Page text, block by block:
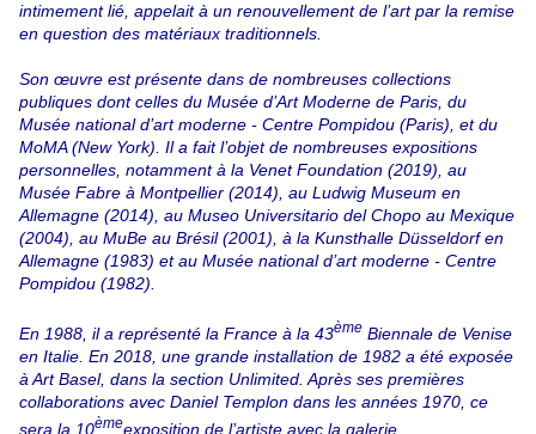
intimement lié, appelait à un renouvellement de l’art par la remise
en question des matériaux traditionnels.
Son œuvre est présente dans de nombreuses collections
publiques dont celles du Musée d’Art Moderne de Paris, du
Musée national d’art moderne - Centre Pompidou (Paris), et du
MoMA (New York). Il a fait l’objet de nombreuses expositions
personnelles, notamment à la Venet Foundation (2019), au
Musée Fabre à Montpellier (2014), au Ludwig Museum en
Allemagne (2014), au Museo Universitario del Chopo au Mexique
(2004), au MuBe au Brésil (2001), à la Kunsthalle Düsseldorf en
Allemagne (1983) et au Musée national d’art moderne - Centre
Pompidou (1982).
En 1988, il a représenté la France à la 43ème Biennale de Venise
en Italie. En 2018, une grande installation de 1982 a été exposée
à Art Basel, dans la section Unlimited. Après ses premières
collaborations avec Daniel Templon dans les années 1970, ce
sera la 10èmeexposition de l’artiste avec la galerie.